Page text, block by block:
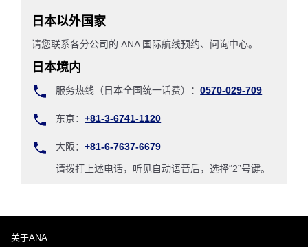
日本以外国家
请您联系各分公司的 ANA 国际航线预约、问询中心。
日本境内
服务热线（日本全国统一话费）：0570-029-709
东京：+81-3-6741-1120
大阪：+81-6-7637-6679
请拨打上述电话，听见自动语音后，选择“2”号键。
关于ANA